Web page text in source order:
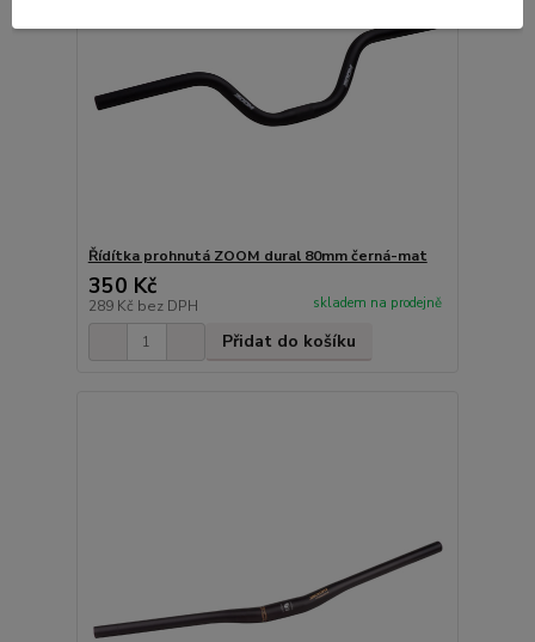
Řídítka prohnutá ZOOM dural 80mm černá-mat
350 Kč
289 Kč bez DPH skladem na prodejně
Přidat do košíku